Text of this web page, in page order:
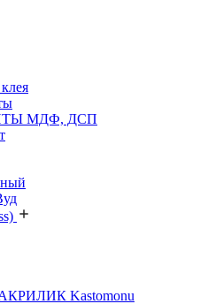
МДФ, ДСП
Kastomonu